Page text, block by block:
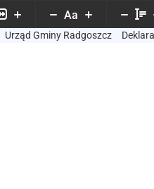
Aa
Urząd Gminy Radgoszcz